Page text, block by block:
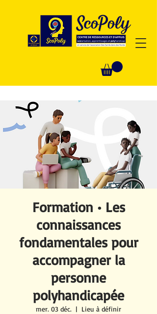
Formation • Les
connaissances
fondamentales pour
accompagner la
personne
polyhandicapée
mer. 03 déc.
  |
Lieu à définir